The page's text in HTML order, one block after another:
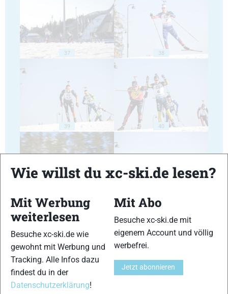
37 38
39 40
41 42
43
Wie willst du xc-ski.de lesen?
Mit Werbung
weiterlesen
Besuche xc-ski.de wie
gewohnt mit Werbung und
Tracking. Alle Infos dazu
findest du in der
Datenschutzerklärung!
Mit Abo
Besuche xc-ski.de mit
eigenem Account und völlig
werbefrei.
Jetzt abonnieren